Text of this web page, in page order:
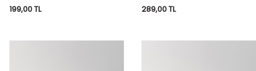
199,00TL 289,00TL